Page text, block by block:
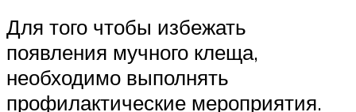
Для того чтобы избежать
появления мучного клеща,
необходимо выполнять
профилактические мероприятия.